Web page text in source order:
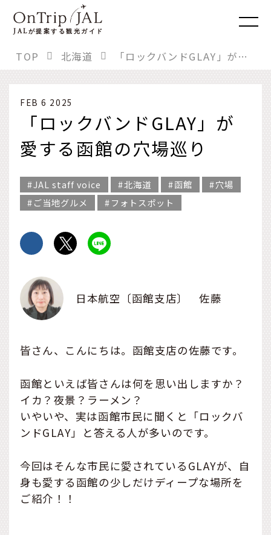
JALが提案する観光ガイド
TOP 北海道 「ロックバンドGLAY」が愛する函館の穴場巡り
FEB 6 2025
「ロックバンドGLAY」が
愛する函館の穴場巡り
JAL staff voice 北海道 函館
穴場
ご当地グルメ
フォトスポット
日本航空〔函館支店〕 佐藤
皆さん、こんにちは。函館支店の佐藤です。
函館といえば皆さんは何を思い出しますか？
イカ？夜景？ラーメン？
いやいや、実は函館市民に聞くと「ロックバ
ンドGLAY」と答える人が多いのです。
今回はそんな市民に愛されているGLAYが、自
身も愛する函館の少しだけディープな場所を
ご紹介！！